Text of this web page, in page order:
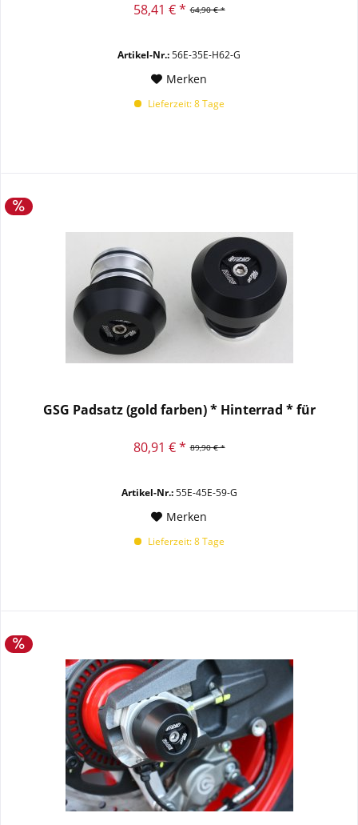
64,90 € *
58,41 € *
Artikel-Nr.:56E-35E-H62-G
Merken
Lieferzeit: 8 Tage
GSG Padsatz (gold farben) * Hinterrad * für
89,90 € *
80,91 € *
Artikel-Nr.:55E-45E-59-G
Merken
Lieferzeit: 8 Tage